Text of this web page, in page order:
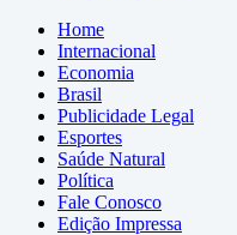
Home
Internacional
Economia
Brasil
Publicidade Legal
Esportes
Saúde Natural
Política
Fale Conosco
Edição Impressa